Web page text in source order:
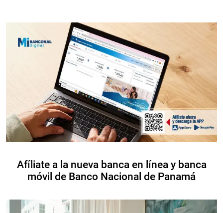
Afíliate a la nueva banca en línea y banca
móvil de Banco Nacional de Panamá